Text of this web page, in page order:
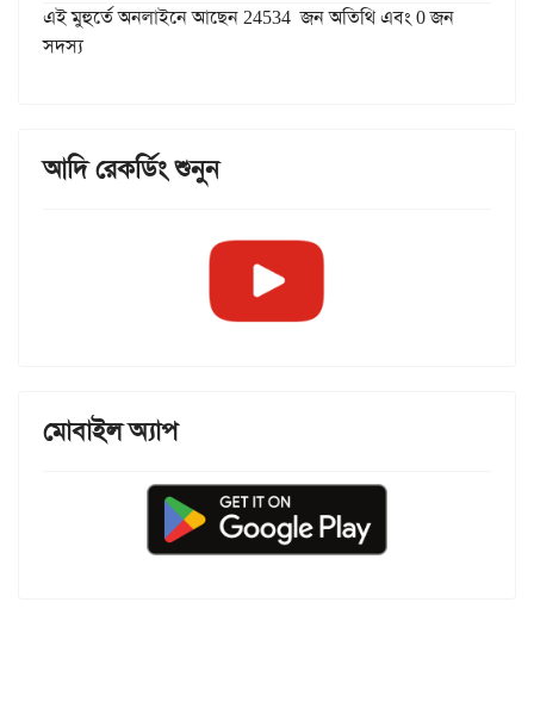
এই মুহুর্তে অনলাইনে আছেন 24534 জন অতিথি এবং 0 জন
সদস্য
আদি রেকর্ডিং শুনুন
মোবাইল অ্যাপ